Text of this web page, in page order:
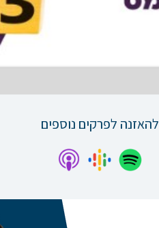
להאזנה לפרקים נוספים